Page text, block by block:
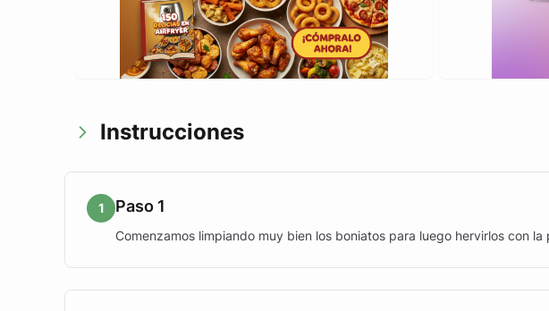
Instrucciones
1 Paso 1
Comenzamos limpiando muy bien los boniatos para luego hervirlos con la